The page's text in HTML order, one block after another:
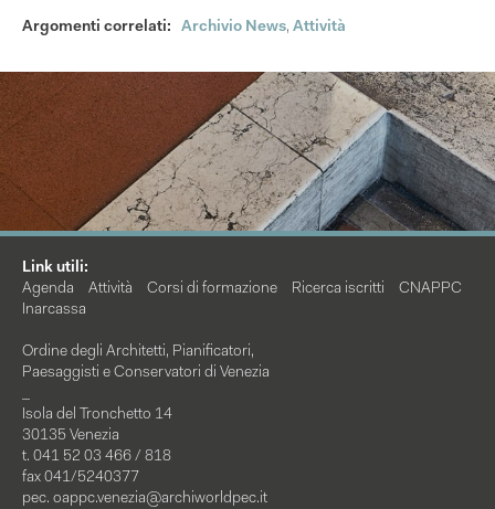
Argomenti correlati: Archivio News, Attività
Link utili:
Agenda
Attività Corsi di formazione Ricerca iscritti
CNAPPC
Inarcassa
Ordine degli Architetti, Pianificatori,
Paesaggisti e Conservatori di Venezia
Isola del Tronchetto 14
30135 Venezia
t. 041 52 03 466 / 818
fax 041/5240377
pec. oappc.venezia@archiworldpec.it